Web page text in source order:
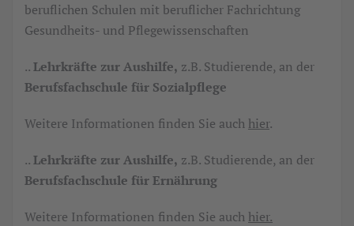
beruflichen Schulen mit beruflicher Fachrichtung
Gesundheits- und Pflegewissenschaften
..Lehrkräfte zur Aushilfe, z.B. Studierende, an der
Berufsfachschule für Sozialpflege
Weitere Informationen finden Sie auch hier.
..Lehrkräfte zur Aushilfe, z.B. Studierende, an der
Berufsfachschule für Ernährung
Weitere Informationen finden Sie auch hier.